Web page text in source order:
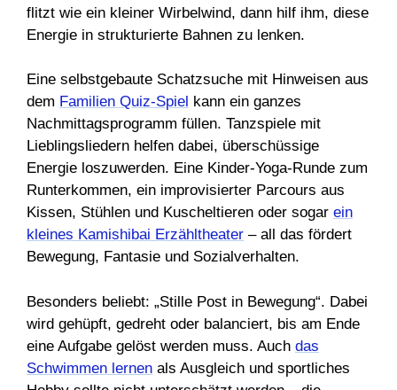
flitzt wie ein kleiner Wirbelwind, dann hilf ihm, diese
Energie in strukturierte Bahnen zu lenken.
Eine selbstgebaute Schatzsuche mit Hinweisen aus
dem Familien Quiz-Spiel kann ein ganzes
Nachmittagsprogramm füllen. Tanzspiele mit
Lieblingsliedern helfen dabei, überschüssige
Energie loszuwerden. Eine Kinder-Yoga-Runde zum
Runterkommen, ein improvisierter Parcours aus
Kissen, Stühlen und Kuscheltieren oder sogar ein
kleines Kamishibai Erzähltheater – all das fördert
Bewegung, Fantasie und Sozialverhalten.
Besonders beliebt: „Stille Post in Bewegung“. Dabei
wird gehüpft, gedreht oder balanciert, bis am Ende
eine Aufgabe gelöst werden muss. Auch das
Schwimmen lernen als Ausgleich und sportliches